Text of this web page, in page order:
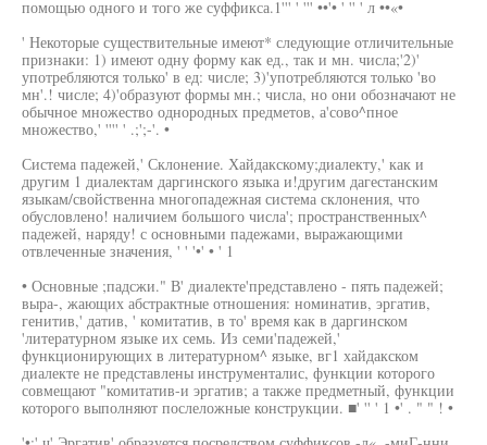
помощью одного и того же суффикса.1''' ' ''' ••'• ' '' ' л ••«•
' Некоторые существительные имеют* следующие отличительные
признаки: 1) имеют одну форму как ед., так и мн. числа;'2)'
употребляются только' в ед: числе; 3)'употребляются только 'во
мн'.! числе; 4)'образуют формы мн.; числа, но они обозначают не
обычное множество однородных предметов, а'сово^пное
множество,' '''' ' .;';-'. •
Система падежей,' Склонение. Хайдакскому;диалекту,' как и
другим 1 диалектам даргинского языка и!другим дагестанским
языкам/свойственна многопадежная система склонения, что
обусловлено! наличием большого числа'; пространственных^
падежей, наряду! с основными падежами, выражающими
отвлеченные значения, ' ' '•' • ' 1
• Основные ;падсжи." В' диалекте'представлено - пять падежей;
выра-, жающих абстрактные отношения: номинатив, эргатив,
генитив,' датив, ' комитатив, в то' время как в даргинском
'литературном языке их семь. Из семи'падежей,'
функционирующих в литературном^ языке, вг1 хайдакском
диалекте не представлены инструменталис, функции которого
совмещают "комитатив-и эргатив; а также предметный, функции
которого выполняют послеложные конструкции. ■' '' ' 1 •' . " " ! •